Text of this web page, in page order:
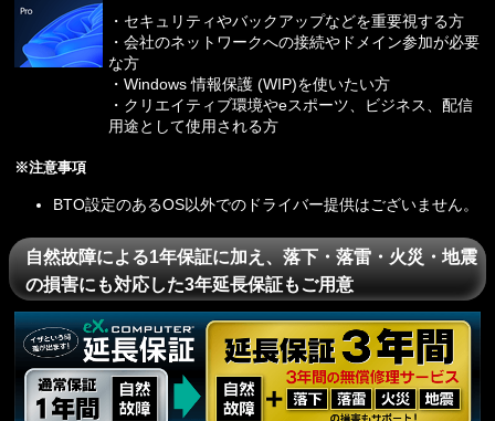
・セキュリティやバックアップなどを重要視する方
・会社のネットワークへの接続やドメイン参加が必要
な方
・Windows 情報保護 (WIP)を使いたい方
・クリエイティブ環境やeスポーツ、ビジネス、配信
用途として使用される方
※注意事項
BTO設定のあるOS以外でのドライバー提供はございません。
自然故障による1年保証に加え、落下・落雷・火災・地震
の損害にも対応した3年延長保証もご用意